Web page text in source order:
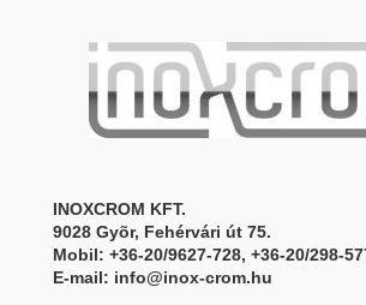
INOXCROM KFT.
9028 Gyõr, Fehérvári út 75.
Mobil: +36-20/9627-728, +36-20/298-
E-mail: info@inox-crom.hu